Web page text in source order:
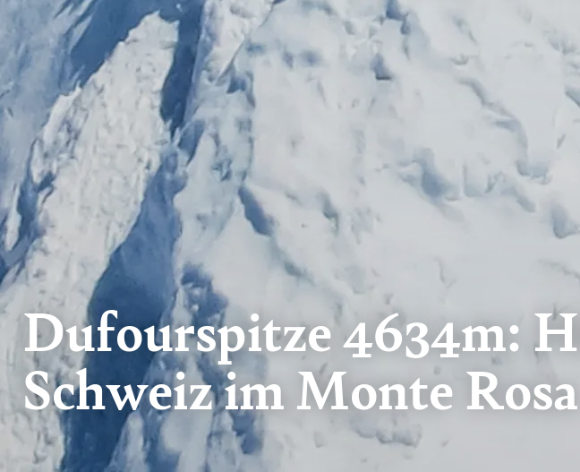
Dufourspitze 4634m:
Schweiz im Monte Rosa